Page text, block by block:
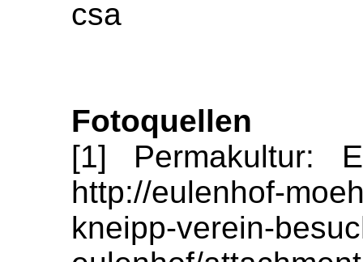
csa
Fotoquellen
[1] Permakultur:
http://eulenhof-
kneipp-verein-